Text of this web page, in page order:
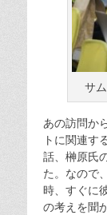
サ
あの訪問か
トに関連す
話、榊原氏
た。なので
時、すぐに
の考えを聞